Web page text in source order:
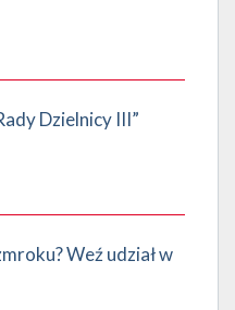
Dzielnicy III”
Weź udział w